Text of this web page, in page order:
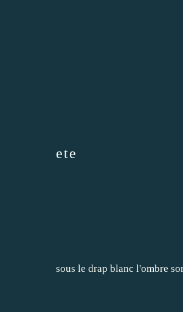
ete
sous le drap blanc l'ombre